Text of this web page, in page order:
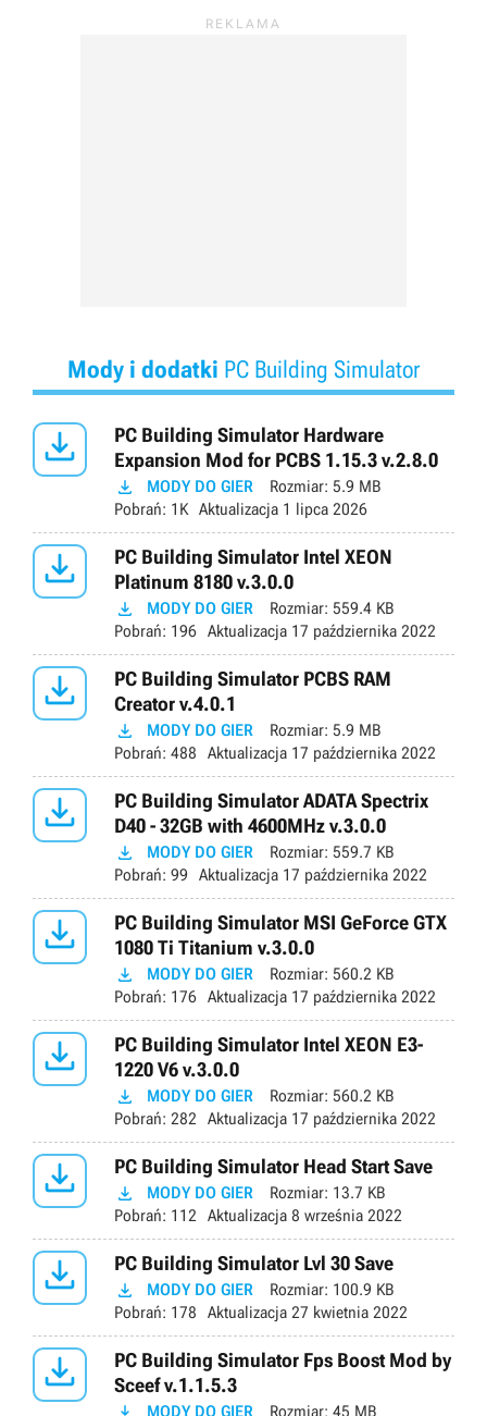
Mody i dodatki PC Building Simulator

PC Building Simulator Hardware
Expansion Mod for PCBS 1.15.3 v.2.8.0
 MODY DO GIER Rozmiar: 5.9 MB
Pobrań: 1K Aktualizacja 1 lipca 2026

PC Building Simulator Intel XEON
Platinum 8180 v.3.0.0
 MODY DO GIER Rozmiar: 559.4 KB
Pobrań: 196 Aktualizacja 17 października 2022

PC Building Simulator PCBS RAM
Creator v.4.0.1
 MODY DO GIER Rozmiar: 5.9 MB
Pobrań: 488 Aktualizacja 17 października 2022

PC Building Simulator ADATA Spectrix
D40 - 32GB with 4600MHz v.3.0.0
 MODY DO GIER Rozmiar: 559.7 KB
Pobrań: 99 Aktualizacja 17 października 2022

PC Building Simulator MSI GeForce GTX
1080 Ti Titanium v.3.0.0
 MODY DO GIER Rozmiar: 560.2 KB
Pobrań: 176 Aktualizacja 17 października 2022

PC Building Simulator Intel XEON E3-
1220 V6 v.3.0.0
 MODY DO GIER Rozmiar: 560.2 KB
Pobrań: 282 Aktualizacja 17 października 2022
 PC Building Simulator Head Start Save
 MODY DO GIER Rozmiar: 13.7 KB
Pobrań: 112 Aktualizacja 8 września 2022
 PC Building Simulator Lvl 30 Save
 MODY DO GIER Rozmiar: 100.9 KB
Pobrań: 178 Aktualizacja 27 kwietnia 2022

PC Building Simulator Fps Boost Mod by
Sceef v.1.1.5.3
MODY DO GIER Rozmiar: 45 MB